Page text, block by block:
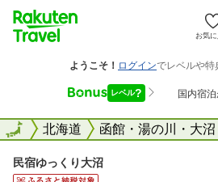
お気に
全国北海道 函館・湯の川・大
全国
民宿ゆっくり大沼